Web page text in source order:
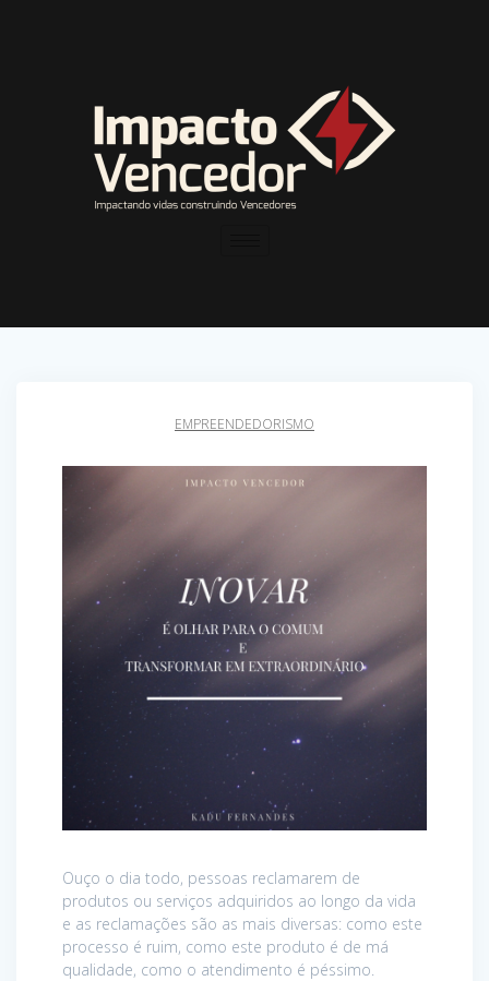
EMPREENDEDORISMO
Ouço o dia todo, pessoas reclamarem de
produtos ou serviços adquiridos ao longo da vida
e as reclamações são as mais diversas: como este
processo é ruim, como este produto é de má
qualidade, como o atendimento é péssimo.